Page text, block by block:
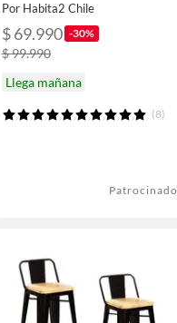
Por Habita2 Chile
$ 69.990 -30%
$ 99.990
Llega mañana
(8)
Patrocinado